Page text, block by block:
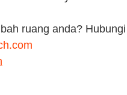
ruang anda?